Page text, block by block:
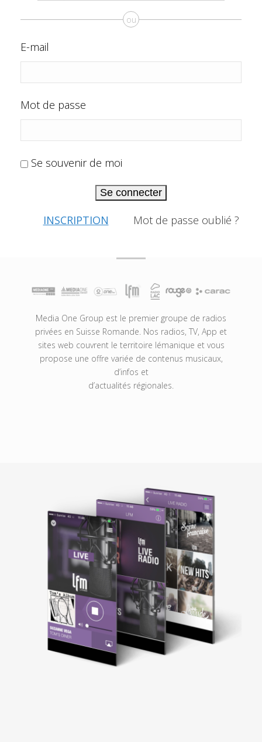
ou
E-mail
Mot de passe
Se souvenir de moi
Se connecter
INSCRIPTION Mot de passe oublié ?
Media One Group est le premier groupe de radios
privées en Suisse Romande. Nos radios, TV, App et
sites web couvrent le territoire lémanique et vous
propose une offre variée de contenus musicaux,
d’infos et
d’actualités régionales.